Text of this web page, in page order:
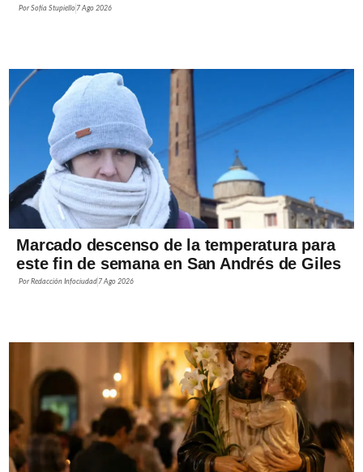
PorSofía Stupiello 7 Ago 2026
Marcado descenso de la temperatura para
este fin de semana en San Andrés de Giles
PorRedacción Infociudad 7 Ago 2026